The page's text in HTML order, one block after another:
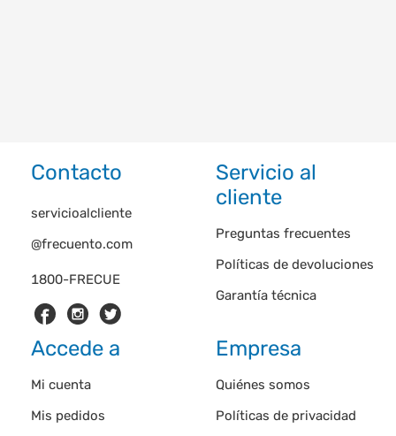
Contacto
1800-FRECUE
servicioalcliente
@frecuento.com
Servicio al
cliente
Preguntas frecuentes
Políticas de devoluciones
Garantía técnica
Accede a
Mi cuenta
Mis pedidos
Empresa
Quiénes somos
Políticas de privacidad